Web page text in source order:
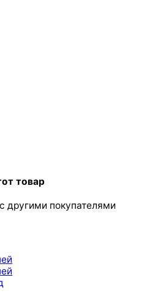
товар
другими покупателями